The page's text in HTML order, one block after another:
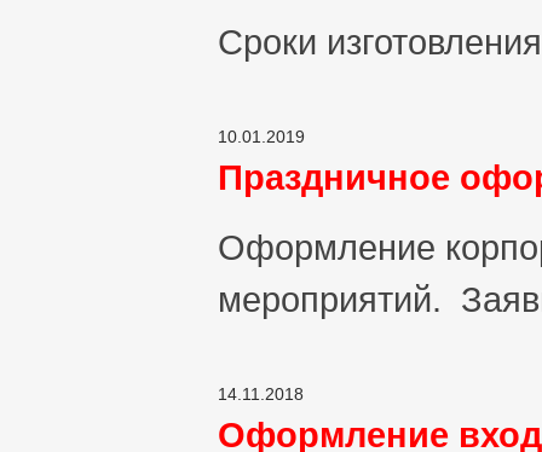
Сроки
10.01.2019
Праздничное
Оформление
мероприятий.
14.11.2018
Оформление